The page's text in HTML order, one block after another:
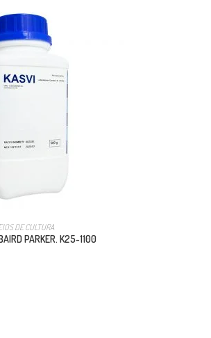
DE CULTURA
PARKER. K25-1100